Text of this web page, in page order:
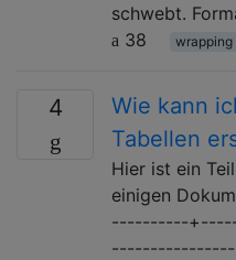
schwebt.
38
wrapping
4
Wie kann
Tabellen
Hier ist ein
einigen
----------